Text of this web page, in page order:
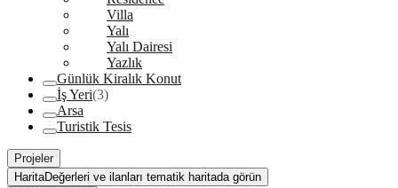
Villa
Yalı
Yalı Dairesi
Yazlık
Günlük Kiralık Konut
İş Yeri(3)
Arsa
Turistik Tesis
Projeler
HaritaDeğerleri ve ilanları tematik haritada görün